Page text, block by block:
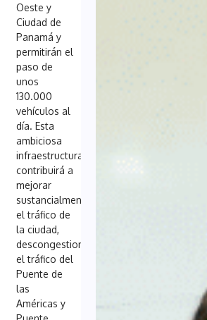
Oeste y
Ciudad de
Panamá y
permitirán el
paso de
unos
130.000
vehículos al
día. Esta
ambiciosa
infraestructura
contribuirá a
mejorar
sustancialmente
el tráfico de
la ciudad,
descongestionado
el tráfico del
Puente de
las
Américas y